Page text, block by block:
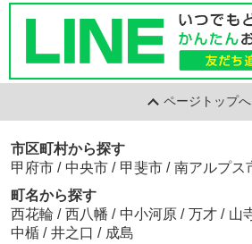
ページトップへ
市区町村から探す
甲府市 / 中央市 / 甲斐市 / 南アルプス
町名から探す
西花輪 / 西八幡 / 中小河原 / 万才 / 山
中楯 / 井之口 / 成島